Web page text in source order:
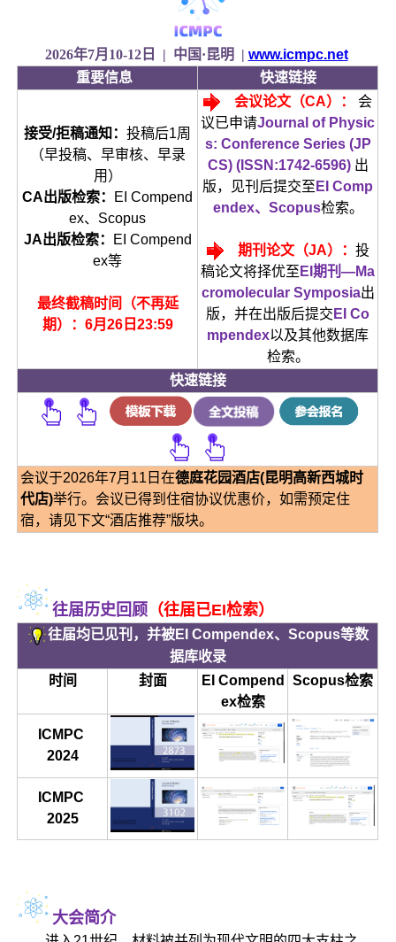
2026年7月10-12日 | 中国·昆明 | www.icmpc.net
重要信息
快速链接
接受/拒稿通知：投稿后1周
（早投稿、早审核、早录
用）
CA出版检索：
EI Compend
ex、Scopus
JA出版检索：
EI Compend
ex等
最终截稿时间（不再延
期）：6月26日23:59
会议论文（CA）：
会
议已申请Journal of Physic
s: Conference Series (JP
CS) (ISSN:1742-6596) 出
版，见刊后提交至 EI Comp
endex、Scopus检索。
期刊论文（JA）： 投
稿论文将择优至 EI期刊—Ma
cromolecular Symposia出
版，并在出版后提交 EI Co
mpendex以及其他数据库
检索。
快速链接
会议于2026年7月11日在德庭花园酒店(昆明高新西城时
代店)举行。会议已得到住宿协议优惠价，如需预定住
宿，请见下文“酒店推荐”版块。
往届历史回顾 （往届已EI检索）
往届均已见刊，并被EI Compendex、Scopus等数
据库收录
时间
封面
EI Compend
ex检索
Scopus检索
ICMPC
2024
ICMPC
2025
大会简介